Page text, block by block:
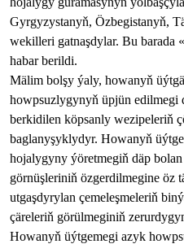
Gyrgyzystanyň, Özbegistanyň,
wekilleri gatnaşdylar. Bu barada
habar berildi.
Mälim bolşy ýaly, howanyň
howpsuzlygynyň üpjün edilmegi
berkidilen köpsanly wezipeleriň
baglanyşyklydyr. Howanyň
hojalygyny ýöretmegiň däp
görnüşleriniň özgerdilmegine öz
utgaşdyrylan çemeleşmeleriň
çäreleriň görülmeginiň
Howanyň üýtgemegi azyk